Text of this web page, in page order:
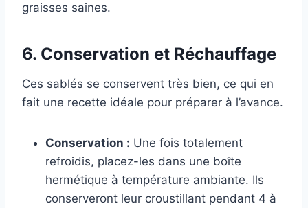
graisses saines.
6. Conservation et Réchauffage
Ces sablés se conservent très bien, ce qui en
fait une recette idéale pour préparer à l’avance.
Conservation : Une fois totalement
refroidis, placez-les dans une boîte
hermétique à température ambiante. Ils
conserveront leur croustillant pendant 4 à